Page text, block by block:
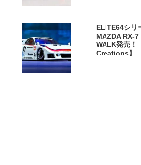
ELITE64シリ
MAZDA RX-7
WALK発売！
Creations】